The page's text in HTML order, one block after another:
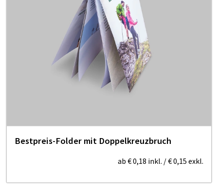
Bestpreis-Folder mit Doppelkreuzbruch
ab € 0,18 inkl. /€ 0,15 exkl.